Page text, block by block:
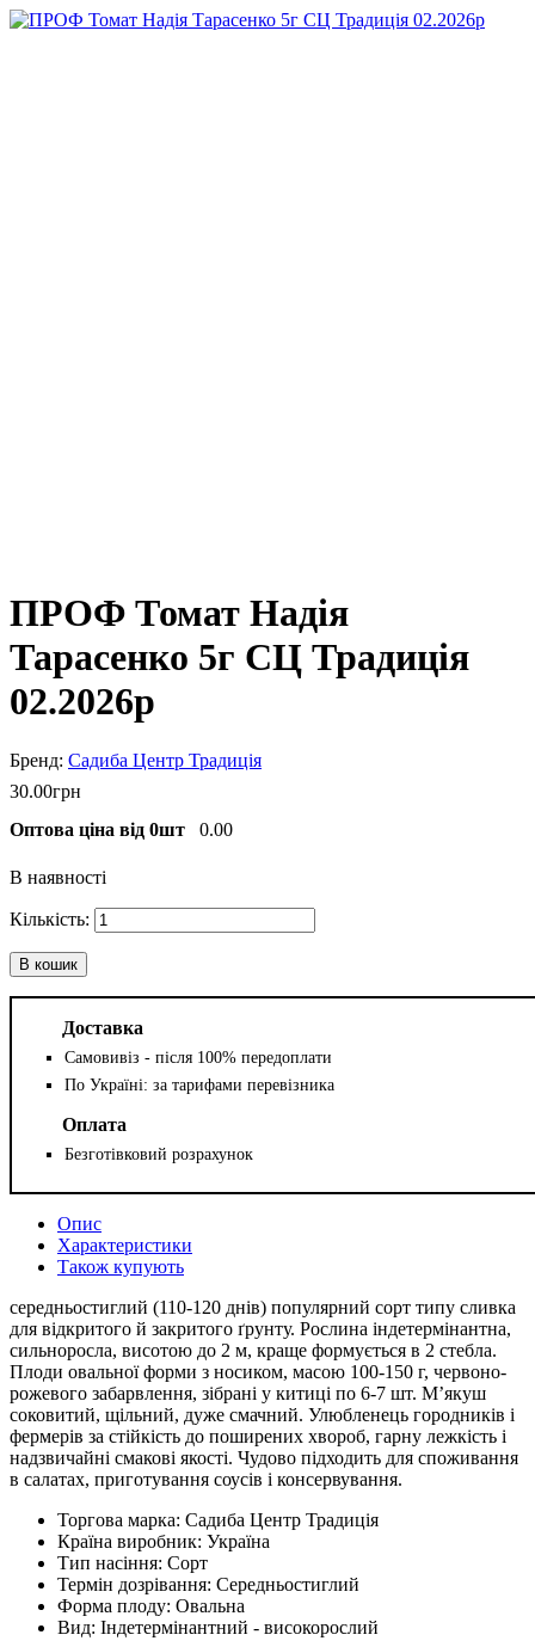
ПРОФ Томат Надія
Тарасенко 5г СЦ Традиція
02.2026р
Садиба Центр Традиція
30.00грн
Оптова ціна від 0шт
0.00
В наявності
В кошик
Доставка
Самовивіз - після 100% передоплати
По Україні: за тарифами перевізника
Оплата
Безготівковий розрахунок
Опис
Характеристики
Також купують
середньостиглий (110-120 днів) популярний сорт типу сливка
для відкритого й закритого ґрунту. Рослина індетермінантна,
сильноросла, висотою до 2 м, краще формується в 2 стебла.
Плоди овальної форми з носиком, масою 100-150 г, червоно-
рожевого забарвлення, зібрані у китиці по 6-7 шт. М’якуш
соковитий, щільний, дуже смачний. Улюбленець городників і
фермерів за стійкість до поширених хвороб, гарну лежкість і
надзвичайні смакові якості. Чудово підходить для споживання
в салатах, приготування соусів і консервування.
Торгова марка: Садиба Центр Традиція
Країна виробник: Україна
Тип насіння: Сорт
Термін дозрівання: Середньостиглий
Форма плоду: Овальна
Вид: Індетермінантний - високорослий